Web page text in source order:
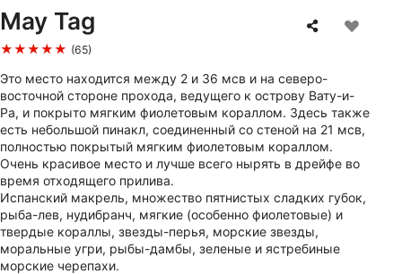
May Tag
★★★★★ (65)
Это место находится между 2 и 36 мсв и на северо-
восточной стороне прохода, ведущего к острову Вату-и-
Ра, и покрыто мягким фиолетовым кораллом. Здесь также
есть небольшой пинакл, соединенный со стеной на 21 мсв,
полностью покрытый мягким фиолетовым кораллом.
Очень красивое место и лучше всего нырять в дрейфе во
время отходящего прилива.
Испанский макрель, множество пятнистых сладких губок,
рыба-лев, нудибранч, мягкие (особенно фиолетовые) и
твердые кораллы, звезды-перья, морские звезды,
моральные угри, рыбы-дамбы, зеленые и ястребиные
морские черепахи.